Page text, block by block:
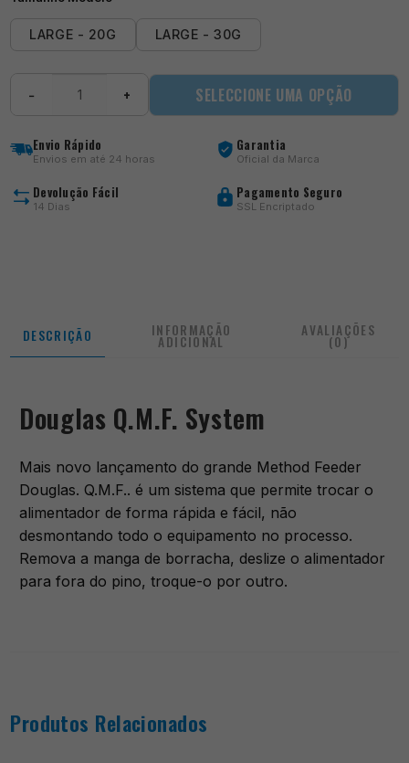
LARGE - 20G LARGE - 30G
System
− + SELECCIONE UMA OPÇÃO
Envio Rápido
Envios em até 24 horas
Garantia
Oficial da Marca
Devolução Fácil
14 Dias
Pagamento Seguro
SSL Encriptado
DESCRIÇÃO INFORMAÇÃO
ADICIONAL
AVALIAÇÕES
(0)
Douglas Q.M.F. System
Mais novo lançamento do grande Method Feeder
Douglas. Q.M.F.. é um sistema que permite trocar o
alimentador de forma rápida e fácil, não
desmontando todo o equipamento no processo.
Remova a manga de borracha, deslize o alimentador
para fora do pino, troque-o por outro.
Produtos Relacionados